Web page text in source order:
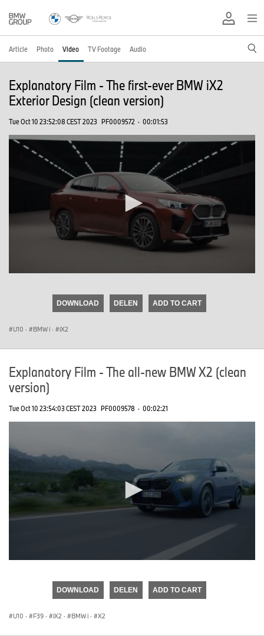
Article Photo Video TV Footage Audio
Explanatory Film - The first-ever BMW iX2
Exterior Design (clean version)
Tue Oct 10 23:52:08 CEST 2023 PF0009572 · 00:01:53
DOWNLOAD DELEN ADD TO CART
U10 · BMW i · iX2
Explanatory Film - The all-new BMW X2 (clean
version)
Tue Oct 10 23:54:03 CEST 2023 PF0009578 · 00:02:21
DOWNLOAD DELEN ADD TO CART
U10 · F39 · iX2 · BMW i · X2